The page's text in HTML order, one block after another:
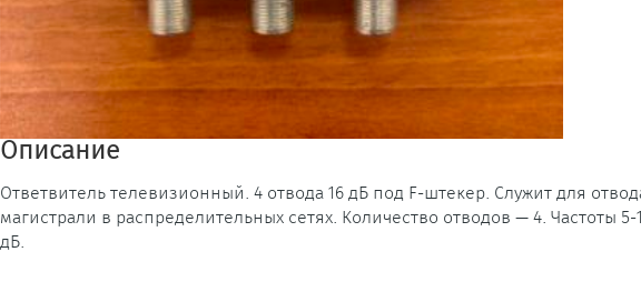
Описание
Ответвитель телевизионный. 4 отвода 16 дБ под F-штекер. Служит для
магистрали в распределительных сетях. Количество отводов — 4. Частоты
дБ.